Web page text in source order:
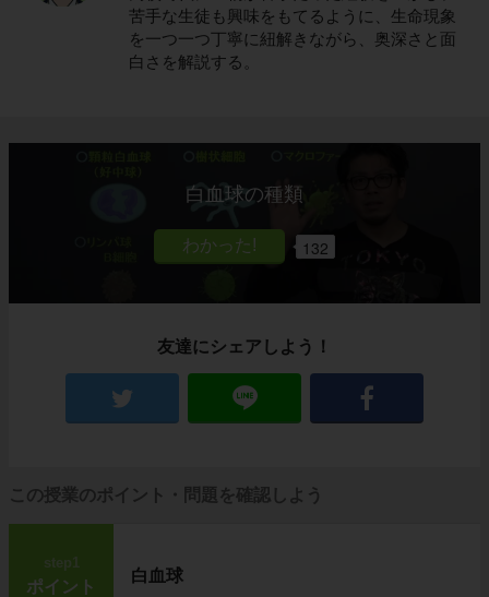
苦手な生徒も興味をもてるように、生命現象
を一つ一つ丁寧に紐解きながら、奥深さと面
白さを解説する。
白血球の種類
132
友達にシェアしよう！
この授業のポイント・問題を確認しよう
step1
ポイント
白血球